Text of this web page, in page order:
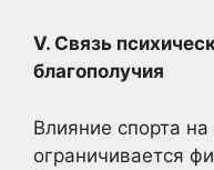
V. Связь
благополучия
Влияние спорта на
ограничивается